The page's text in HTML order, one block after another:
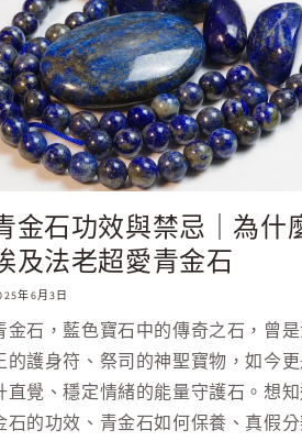
金石功效與禁忌｜為什
及法老超愛青金石
年6月3日
金石，藍色寶石中的傳奇之石，曾
的護身符、祭司的神聖寶物，如今
直覺、穩定情緒的能量守護石。想
石的功效、青金石如何保養、真假分